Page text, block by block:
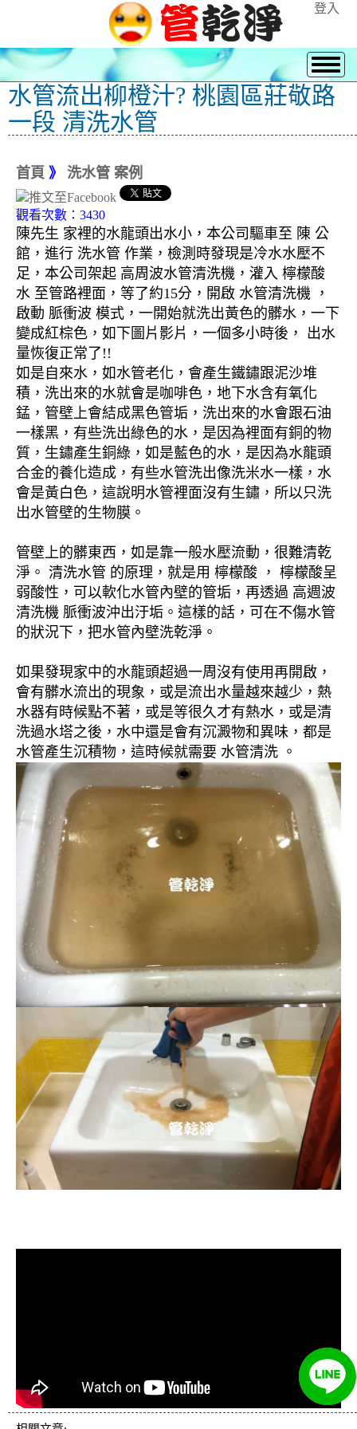
登入
水管流出柳橙汁? 桃園區莊敬路
一段 清洗水管
首頁 》 洗水管 案例
觀看次數：3430
陳先生 家裡的水龍頭出水小，本公司驅車至 陳 公
館，進行 洗水管 作業，檢測時發現是冷水水壓不
足，本公司架起 高周波水管清洗機，灌入 檸檬酸
水 至管路裡面，等了約15分，開啟 水管清洗機 ，
啟動 脈衝波 模式，一開始就洗出黃色的髒水，一下
變成紅棕色，如下圖片影片，一個多小時後， 出水
量恢復正常了!!
如是自來水，如水管老化，會產生鐵鏽跟泥沙堆
積，洗出來的水就會是咖啡色，地下水含有氧化
錳，管壁上會結成黑色管垢，洗出來的水會跟石油
一樣黑，有些洗出綠色的水，是因為裡面有銅的物
質，生鏽產生銅綠，如是藍色的水，是因為水龍頭
合金的養化造成，有些水管洗出像洗米水一樣，水
會是黃白色，這說明水管裡面沒有生鏽，所以只洗
出水管壁的生物膜。
管壁上的髒東西，如是靠一般水壓流動，很難清乾
淨。 清洗水管 的原理，就是用 檸檬酸 ， 檸檬酸呈
弱酸性，可以軟化水管內壁的管垢，再透過 高週波
清洗機 脈衝波沖出汙垢。這樣的話，可在不傷水管
的狀況下，把水管內壁洗乾淨。
如果發現家中的水龍頭超過一周沒有使用再開啟，
會有髒水流出的現象，或是流出水量越來越少，熱
水器有時候點不著，或是等很久才有熱水，或是清
洗過水塔之後，水中還是會有沉澱物和異味，都是
水管產生沉積物，這時候就需要 水管清洗 。